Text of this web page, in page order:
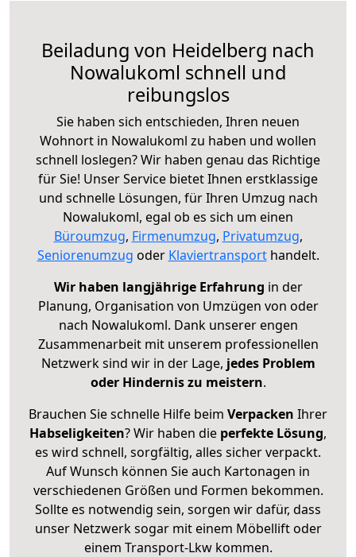
Beiladung von Heidelberg nach
Nowalukoml schnell und
reibungslos
Sie haben sich entschieden, Ihren neuen
Wohnort in Nowalukoml zu haben und wollen
schnell loslegen? Wir haben genau das Richtige
für Sie! Unser Service bietet Ihnen erstklassige
und schnelle Lösungen, für Ihren Umzug nach
Nowalukoml, egal ob es sich um einen
Büroumzug, Firmenumzug, Privatumzug,
Seniorenumzug oder Klaviertransporthandelt.
Wir haben langjährige Erfahrung in der
Planung, Organisation von Umzügen von oder
nach Nowalukoml. Dank unserer engen
Zusammenarbeit mit unserem professionellen
Netzwerk sind wir in der Lage, jedes Problem
oder Hindernis zu meistern.
Brauchen Sie schnelle Hilfe beim Verpacken Ihrer
Habseligkeiten? Wir haben die perfekte Lösung,
es wird schnell, sorgfältig, alles sicher verpackt.
Auf Wunsch können Sie auch Kartonagen in
verschiedenen Größen und Formen bekommen.
Sollte es notwendig sein, sorgen wir dafür, dass
unser Netzwerk sogar mit einem Möbellift oder
einem Transport-Lkw kommen.